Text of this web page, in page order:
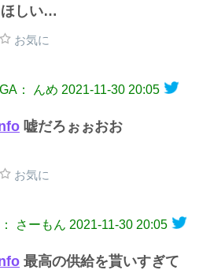
ほしい…
お気に
： んめ 2021-11-30 20:05
嘘だろぉぉおお
お気に
さーもん 2021-11-30 20:05
最高の供給を貰いすぎて